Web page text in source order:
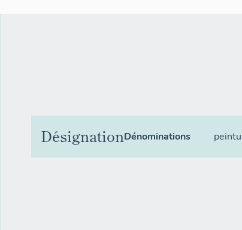
DésignationDénominations